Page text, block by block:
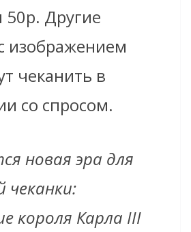
Другие
изображением
чеканить в
со спросом.
новая эра для
чеканки:
короля Карла III